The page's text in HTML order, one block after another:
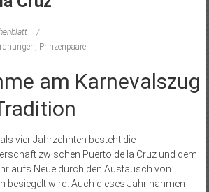
, Prinzenpaare
am Karnevalszug
vier Jahrzehnten besteht die
zwischen Puerto de la Cruz und dem
aufs Neue durch den Austausch von
besiegelt wird. Auch dieses Jahr nahmen